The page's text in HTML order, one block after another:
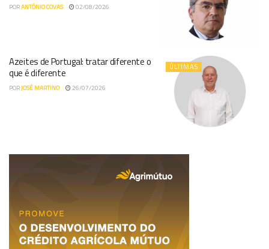
PORANTÓNIO COVAS 02/08/2026
ÚLTIMAS
Azeites de Portugal: tratar diferente o
que é diferente
PORJOSÉ MARTINO 26/07/2026